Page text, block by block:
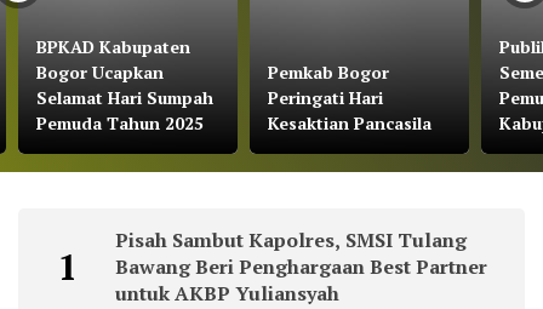
BPKAD Kabupaten
Bogor Ucapkan
Selamat Hari Sumpah
Pemuda Tahun 2025
Pemkab Bogor
Peringati Hari
Kesaktian Pancasila
1
Pisah Sambut Kapolres, SMSI Tulang
Bawang Beri Penghargaan Best Partner
untuk AKBP Yuliansyah